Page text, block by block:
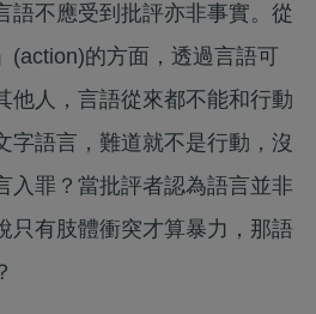
語不應受到批評亦非事實。從
(action)的方面，透過言語可
他人，言語從來都不能和行動
字語言，難道就不是行動，沒
入罪？當批評者認為語言並非
只有肢體衝突才算暴力，那語